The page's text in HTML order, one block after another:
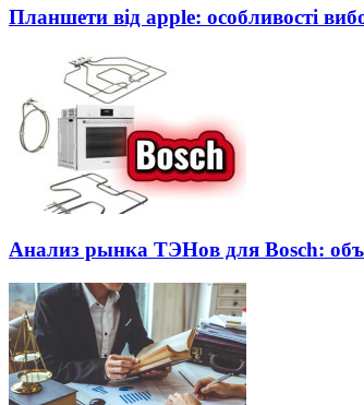
Планшети від apple: особливості
Анализ рынка ТЭНов для Bosch: